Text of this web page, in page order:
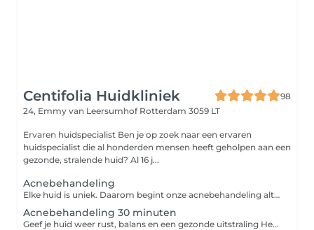
Centifolia Huidkliniek
98
24, Emmy van Leersumhof Rotterdam 3059 LT
Ervaren huidspecialist Ben je op zoek naar een ervaren
huidspecialist die al honderden mensen heeft geholpen aan een
gezonde, stralende huid? Al 16 j...
Acnebehandeling
Elke huid is uniek. Daarom begint onze acnebehandeling altijd met een persoonlijk intakegesprek, waarin we je huidconditie nauwkeurig bekijken, naar jouw verhaal luisteren en een behandelplan op maat opstellen. Hierbij houden we rekening met: De vorm en ernst van de acne Jouw huidtype en eventuele gevoeligheden Eventuele medicatie of onderliggende factoren Jouw wensen en doelen Onze behandelingen zijn een combinatie van professionele technieken en zorgen voor een zichtbare verbetering van de huid: Dieptereiniging Verwijdert onzuiverheden en overtollig talg. Kalmerende en zuiverende maskers Verzachten de huid en verminderen roodheid. LED-therapie Ondersteunt huidherstel en pakt acne actief aan.
Acnebehandeling 30 minuten
Geef je huid weer rust, balans en een gezonde uitstraling Heb je last van puistjes, mee-eters, een vette huid of verstopte poriën? Deze professionele acnebehandeling is speciaal ontwikkeld om de huid diep te reinigen, onzuiverheden te verminderen en nieuwe ontstekingen te helpen voorkomen. Wat kun je verwachten? Uitgebreide huidanalyse Reiniging van de huid Dieptereinigende exfoliatie afgestemd op jouw huidtype Verweken van onzuiverheden Verwijderen van mee-eters en verstoppingen Kalmerende en verzorgende producten afgestemd op de acnegevoelige huid Persoonlijk huidadvies op maat Resultaat Diep gereinigde huid Minder mee-eters en onzuiverheden Verfijnde poriën Frissere en egalere uitstraling Professioneel advies voor thuisverzorging Voor het beste resultaat adviseren wij een behandeltraject in combinatie met de juiste huidverzorgingsproducten voor thuis.